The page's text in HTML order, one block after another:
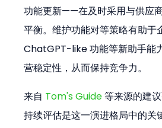
功能更新——在及时采用与供应
平衡。维护功能对等策略有助于
ChatGPT-like 功能等新助手能
营稳定性，从而保持竞争力。
来自 Tom's Guide 等来源的建
持续评估是这一演进格局中的关